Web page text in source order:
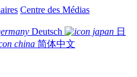
Centre des Médias
Deutsch
日
简体中文